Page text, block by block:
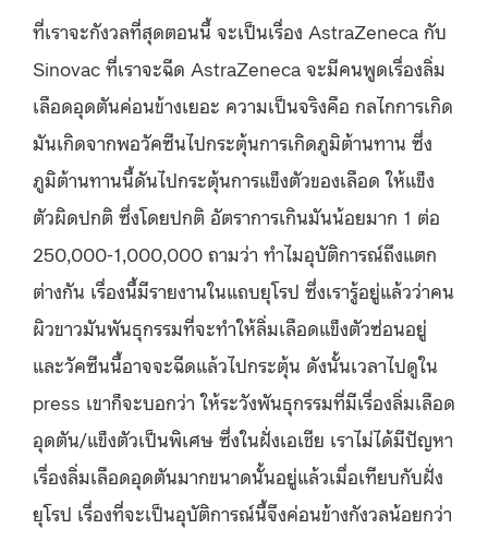
ที่เราจะกังวลที่สุดตอนนี้ จะเป็นเรื่อง AstraZeneca กับ
Sinovac ที่เราจะฉีด AstraZeneca จะมีคนพูดเรื่องลิ่ม
เลือดอุดตันค่อนข้างเยอะ ความเป็นจริงคือ กลไกการเกิด
มันเกิดจากพอวัคซีนไปกระตุ้นการเกิดภูมิต้านทาน ซึ่ง
ภูมิต้านทานนี้ดันไปกระตุ้นการแข็งตัวของเลือด ให้แข็ง
ตัวผิดปกติ ซึ่งโดยปกติ อัตราการเกินมันน้อยมาก 1 ต่อ
250,000-1,000,000 ถามว่า ทำไมอุบัติการณ์ถึงแตก
ต่างกัน เรื่องนี้มีรายงานในแถบยุโรป ซึ่งเรารู้อยู่แล้วว่าคน
ผิวขาวมันพันธุกรรมที่จะทำให้ลิ่มเลือดแข็งตัวซ่อนอยู่
และวัคซีนนี้อาจจะฉีดแล้วไปกระตุ้น ดังนั้นเวลาไปดูใน
press เขาก็จะบอกว่า ให้ระวังพันธุกรรมที่มีเรื่องลิ่มเลือด
อุดตัน/แข็งตัวเป็นพิเศษ ซึ่งในฝั่งเอเชีย เราไม่ได้มีปัญหา
เรื่องลิ่มเลือดอุดตันมากขนาดนั้นอยู่แล้วเมื่อเทียบกับฝั่ง
ยุโรป เรื่องที่จะเป็นอุบัติการณ์นี้จึงค่อนข้างกังวลน้อยกว่า